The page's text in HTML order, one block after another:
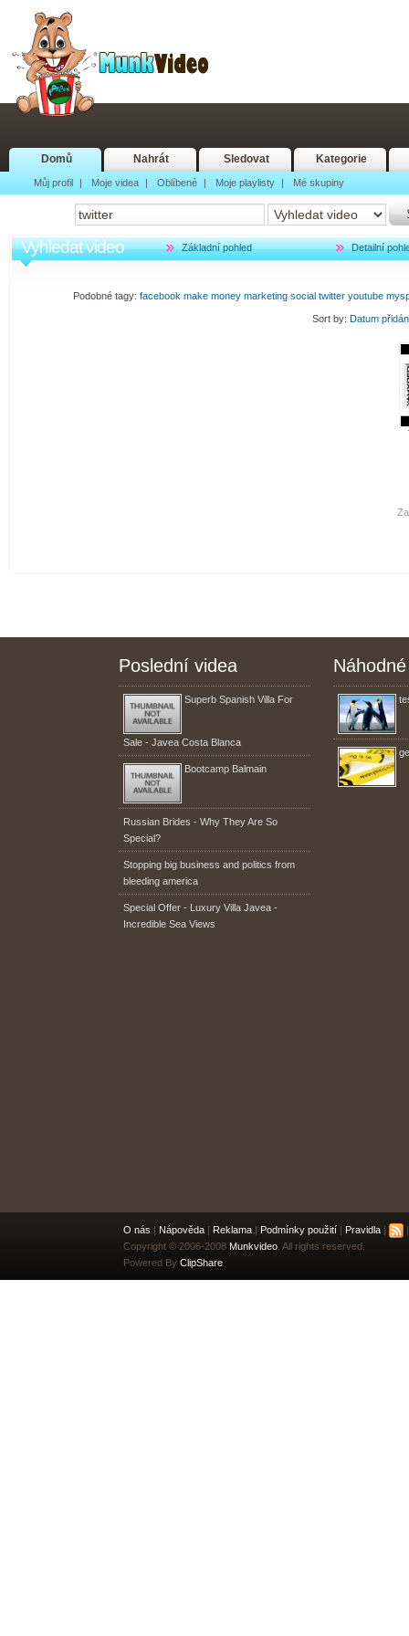
Domů Nahrát Sledovat Kategorie
Můj profil | Moje videa | Oblíbené | Moje playlisty | Mé skupiny
Vyhledat video Základní pohled Detailní
Podobné tagy: facebook make money marketing social twitter youtube
Sort by: Datum
Poslední videa
Superb Spanish Villa For
Sale - Javea Costa Blanca
Bootcamp Balmain
Russian Brides - Why They Are So
Special?
Stopping big business and politics from
bleeding america
Special Offer - Luxury Villa Javea -
Incredible Sea Views
O nás | Nápověda | Reklama | Podmínky použití | Pravidla |
Copyright © 2006-2008 Munkvideo . All rights reserved.
Powered By ClipShare